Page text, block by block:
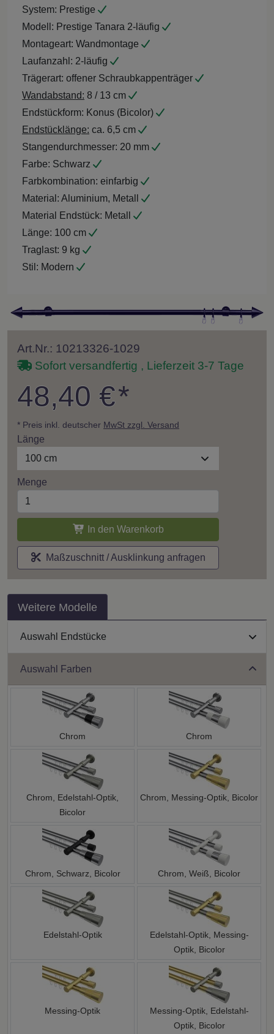
System: Prestige
Modell: Prestige Tanara 2-läufig
Montageart: Wandmontage
Laufanzahl: 2-läufig
Trägerart: offener Schraubkappenträger
Wandabstand: 8 / 13 cm
Endstückform: Konus (Bicolor)
Endstücklänge: ca. 6,5 cm
Stangendurchmesser: 20 mm
Farbe: Schwarz
Farbkombination: einfarbig
Material: Aluminium, Metall
Material Endstück: Metall
Länge: 100 cm
Traglast: 9 kg
Stil: Modern
Art.Nr.: 10213326-1029
Sofort versandfertig , Lieferzeit 3-7 Tage
48,40 €*
* Preis inkl. deutscher MwSt zzgl. Versand
Länge
100 cm
Menge
In den Warenkorb
Maßzuschnitt / Ausklinkung anfragen
Weitere Modelle
Auswahl Endstücke
Auswahl Farben
Chrom Chrom
Chrom, Edelstahl-Optik,
Bicolor
Chrom, Messing-Optik, Bicolor
Chrom, Schwarz, Bicolor Chrom, Weiß, Bicolor
Edelstahl-Optik
Edelstahl-Optik, Messing-
Optik, Bicolor
Messing-Optik
Messing-Optik, Edelstahl-
Optik, Bicolor